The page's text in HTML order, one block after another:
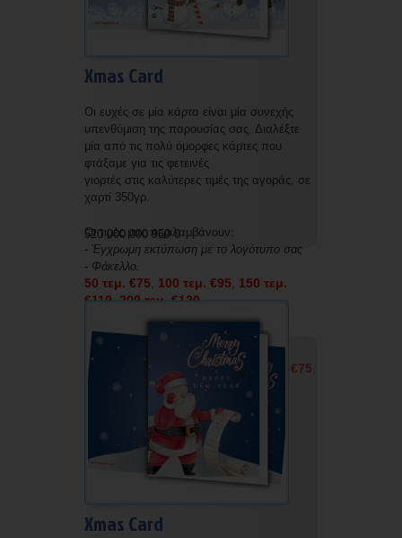
Xmas Card
Οι ευχές σε μία κάρτα είναι μία συνεχής
υπενθύμιση της παρουσίας σας. Διαλέξτε
μία από τις πολύ όμορφες κάρτες που
φτάξαμε για τις φετεινές
γιορτές στις καλύτερες τιμές της αγοράς, σε
χαρτί 350γρ.
Οι τιμές μας περιλαμβάνουν:
- Έγχρωμη εκτύπωση με το λογότυπο σας
- Φάκελλο.
50 τεμ. €75 100 τεμ. €95
150 τεμ.
€110
200 τεμ. €120
Οι τιμές μας χωρίς εκτύπωση και χωρίς
φάκελο είναι οι εξής:
100 τεμ. €60,150 τεμ. €75
200 τεμ. €85
520 000 000 959 0
Xmas Card